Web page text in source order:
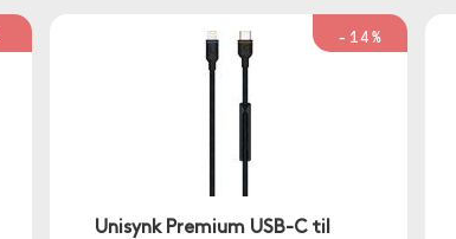
-14%
Unisynk Premium USB-C til